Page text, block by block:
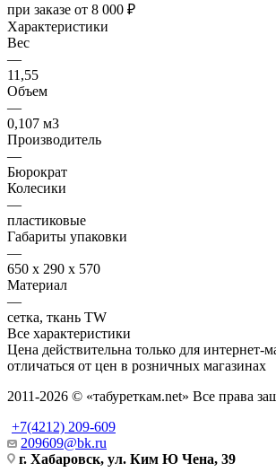
при заказе от 8 000 ₽
Характеристики
Вес
—
11,55
Объем
—
0,107 м3
Производитель
—
Бюрократ
Колесики
—
пластиковые
Габариты упаковки
—
650 х 290 х 570
Материал
—
сетка, ткань TW
Все характеристики
Цена действительна только для интернет-
отличаться от цен в розничных магазинах
2011-2026 © «табуреткам.net» Все права
+7(4212) 209-609
209609@bk.ru
г. Хабаровск, ул. Ким Ю Чена, 39